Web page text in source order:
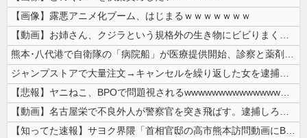
【画像】露悪アニメ化ブーム、はじまるｗｗｗｗｗｗｗ
【動画】お姉さん、クジラという規格外の生き物にビビりまくる 【Pick...
熊本･八代港で自衛隊の「病院船」が医療提供開始、診察と薬剤処方…被災者...
ジャンプストアで大量注文→キャンセルを繰り返した女を逮捕 「注文で欲求...
【悲報】ヤニねこ、BPOで問題視されるwwwwwwwwwwwwwwww...
【動画】名古屋栄で不良外人が警察官を突き飛ばす。逮捕しろやｗｗｗ
【知ってた速報】サヨク界隈「首相官邸の高市熊本訪問動画にBGMが付いて...